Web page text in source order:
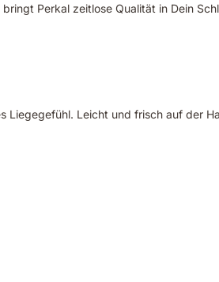
Perkal zeitlose Qualität in Dein
Liegegefühl. Leicht und frisch auf der